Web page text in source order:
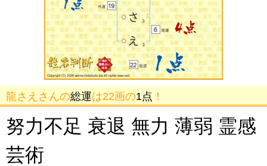
龍さえさんの総運は22画の1点 ！
努力不足 衰退 無力 薄弱 霊感
芸術